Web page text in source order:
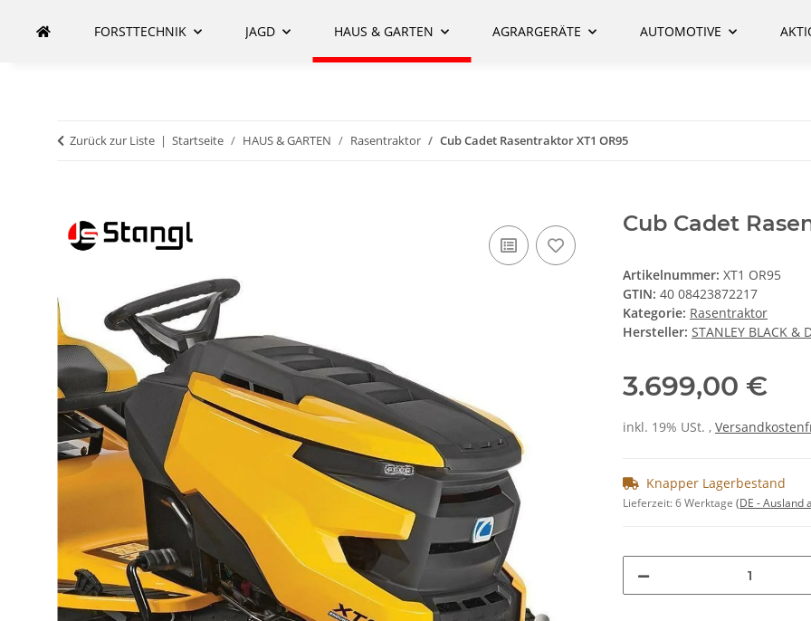
FORSTTECHNIK JAGD HAUS & GARTEN AGRARGERÄTE AUTOMOTIVE
Zurück zur Liste Startseite HAUS & GARTEN Rasentraktor Cub Cadet Rasentraktor XT1 OR95
Cub Cadet
Artikelnummer: XT1 OR95
GTIN: 40 08423872217
Kategorie: Rasentraktor
Hersteller: STANLEY BLACK &
3.699,00 €
inkl. 19% USt. ,
Knapper Lagerbestand
Lieferzeit:6 Werktage (DE - Ausland